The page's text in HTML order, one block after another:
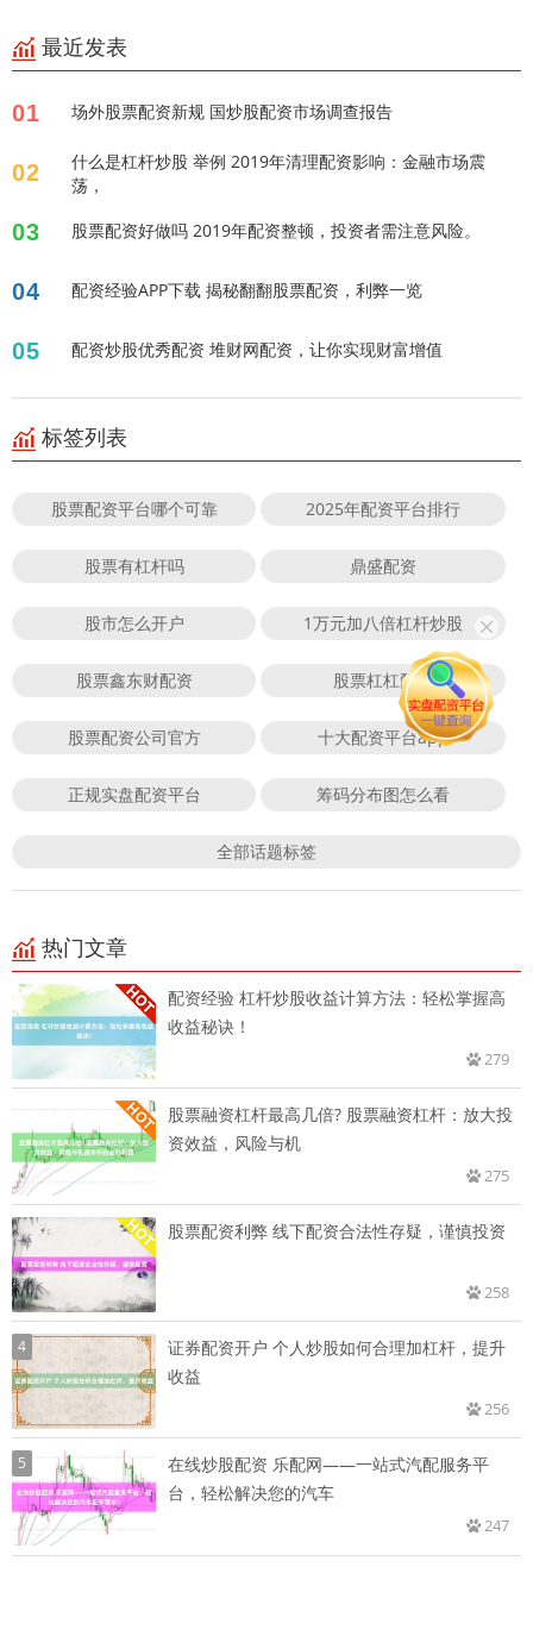
最近发表
01 场外股票配资新规 国炒股配资市场调查报告
02
什么是杠杆炒股 举例 2019年清理配资影响：金融市场震
荡，
03 股票配资好做吗 2019年配资整顿，投资者需注意风险。
04 配资经验APP下载 揭秘翻翻股票配资，利弊一览
05 配资炒股优秀配资 堆财网配资，让你实现财富增值
标签列表
股票配资平台哪个可靠 2025年配资平台排行
股票有杠杆吗 鼎盛配资
股市怎么开户 1万元加八倍杠杆炒股
股票鑫东财配资 股票杠杠配资
股票配资公司官方 十大配资平台app
正规实盘配资平台 筹码分布图怎么看
全部话题标签
热门文章
配资经验 杠杆炒股收益计算方法：轻松掌握高
收益秘诀！
279
股票融资杠杆最高几倍? 股票融资杠杆：放大投
资效益，风险与机
275
股票配资利弊 线下配资合法性存疑，谨慎投资
258
4
证券配资开户 个人炒股如何合理加杠杆，提升
收益
256
5
在线炒股配资 乐配网——一站式汽配服务平
台，轻松解决您的汽车
247